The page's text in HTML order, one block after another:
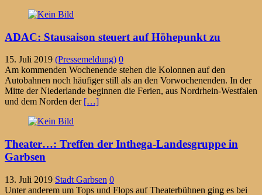
ADAC: Stausaison steuert auf Höhepunkt zu
15. Juli 2019 (Pressemeldung) 0
Am kommenden Wochenende stehen die Kolonnen auf den
Autobahnen noch häufiger still als an den Vorwochenenden. In der
Mitte der Niederlande beginnen die Ferien, aus Nordrhein-Westfalen
und dem Norden der […]
Theater…: Treffen der Inthega-Landesgruppe in
Garbsen
13. Juli 2019 Stadt Garbsen 0
Unter anderem um Tops und Flops auf Theaterbühnen ging es bei